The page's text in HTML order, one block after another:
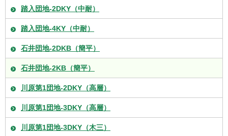
踏入団地-2DKY（中耐）
踏入団地-4KY（中耐）
石井団地-2DKB（簡平）
石井団地-2KB（簡平）
川原第1団地-2DKY（高層）
川原第1団地-3DKY（高層）
川原第1団地-3DKY（木三）